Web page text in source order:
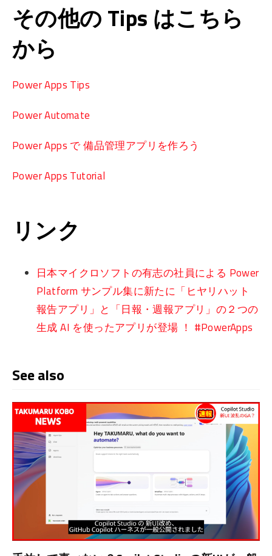
その他の Tips はこちら
から
Power Apps Tips
Power Automate
Power Apps で 備品管理アプリを作ろう
Power Apps Tutorial
リンク
日本マイクロソフトの有志の社員による Power
Platform サンプル集に新たに「ヒヤリハット
報告アプリ」と「日報・週報アプリ」の２つの
生成 AI を使ったアプリが登場 ！ #PowerApps
See also